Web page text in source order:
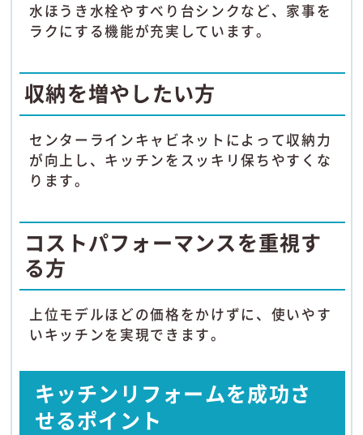
水ほうき水栓やすべり台シンクなど、家事を
ラクにする機能が充実しています。
収納を増やしたい方
センターラインキャビネットによって収納力
が向上し、キッチンをスッキリ保ちやすくな
ります。
コストパフォーマンスを重視す
る方
上位モデルほどの価格をかけずに、使いやす
いキッチンを実現できます。
キッチンリフォームを成功さ
せるポイント